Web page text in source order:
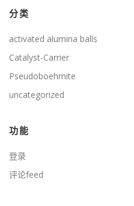
分类
activated alumina balls
Catalyst-Carrier
Pseudoboehmite
uncategorized
功能
登录
评论feed